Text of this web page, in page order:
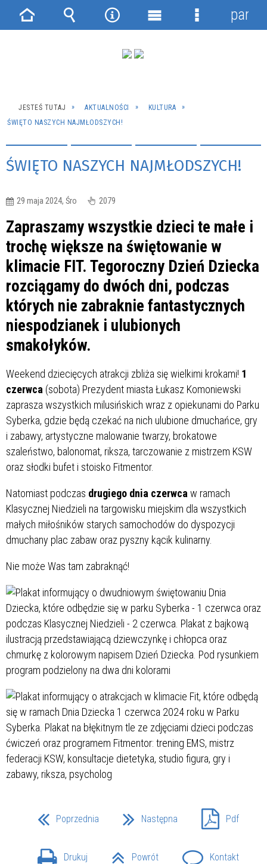
JESTEŚ TUTAJ AKTUALNOŚCI
KULTURA
ŚWIĘTO NASZYCH NAJMŁODSZYCH!
ŚWIĘTO NASZYCH NAJMŁODSZYCH!
29 maja 2024, Śro 2079
Zapraszamy wszystkie dzieci te małe i
trochę większe na świętowanie w
klimacie FIT. Tegoroczny Dzień Dziecka
rozciągamy do dwóch dni, podczas
których nie zabraknie fantastycznych
niespodzianek i ulubionych
smakołyków.
Weekend dziecięcych atrakcji zbliża się wielkimi krokami! 1
czerwca (sobota) Prezydent miasta Łukasz Komoniewski
zaprasza wszystkich milusińskich wraz z opiekunami do Parku
Syberka, gdzie będą czekać na nich ulubione dmuchańce, gry
i zabawy, artystyczne malowanie twarzy, brokatowe
szaleństwo, balonomat, riksza, tarczowanie z mistrzem KSW
oraz słodki bufet i stoisko Fitmentor.
Natomiast podczas drugiego dnia czerwca w ramach
Klasycznej Niedzieli na targowisku miejskim dla wszystkich
małych miłośników starych samochodów do dyspozycji
dmuchany plac zabaw oraz pyszny kącik kulinarny.
Nie może Was tam zabraknąć!
Poprzednia Następna Pdf
Drukuj Powrót Kontakt
Strona Wyszukiwarka
NarzędziaMenu
Menu
panel